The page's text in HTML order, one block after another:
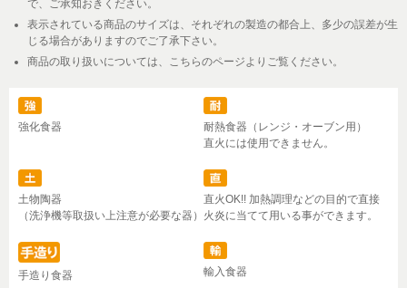
で、ご承知おきください。
表示されている商品のサイズは、それぞれの製造の都合上、多少の誤差が生
じる場合がありますのでご了承下さい。
商品の取り扱いについては、こちらのページよりご覧ください。
強化食器
耐熱食器（レンジ・オーブン用）
直火には使用できません。
土物陶器
（洗浄機等取扱い上注意が必要な器）
直火OK!! 加熱調理などの目的で直接
火炎に当てて用いる事ができます。
手造り食器 輸入食器